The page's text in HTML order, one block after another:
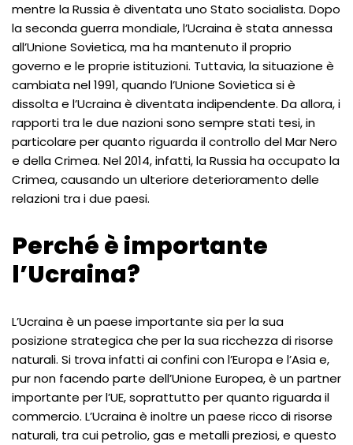
mentre la Russia è diventata uno Stato socialista. Dopo
la seconda guerra mondiale, l’Ucraina è stata annessa
all’Unione Sovietica, ma ha mantenuto il proprio
governo e le proprie istituzioni. Tuttavia, la situazione è
cambiata nel 1991, quando l’Unione Sovietica si è
dissolta e l’Ucraina è diventata indipendente. Da allora, i
rapporti tra le due nazioni sono sempre stati tesi, in
particolare per quanto riguarda il controllo del Mar Nero
e della Crimea. Nel 2014, infatti, la Russia ha occupato la
Crimea, causando un ulteriore deterioramento delle
relazioni tra i due paesi.
Perché è importante
l’Ucraina?
L’Ucraina è un paese importante sia per la sua
posizione strategica che per la sua ricchezza di risorse
naturali. Si trova infatti ai confini con l’Europa e l’Asia e,
pur non facendo parte dell’Unione Europea, è un partner
importante per l’UE, soprattutto per quanto riguarda il
commercio. L’Ucraina è inoltre un paese ricco di risorse
naturali, tra cui petrolio, gas e metalli preziosi, e questo